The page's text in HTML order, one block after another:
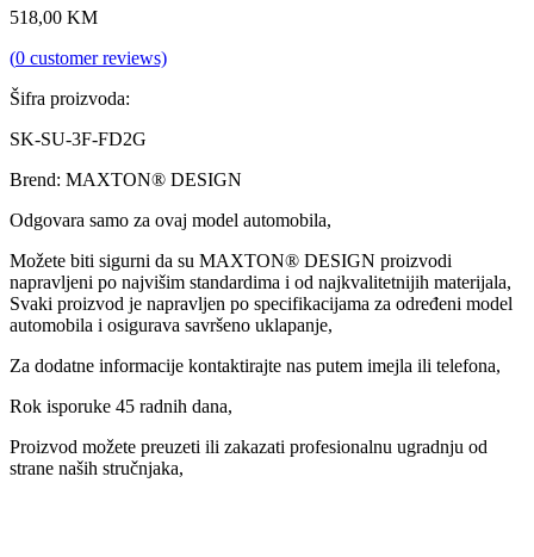
518,00 KM
(0 customer reviews)
Šifra proizvoda:
SK-SU-3F-FD2G
Brend: MAXTON® DESIGN
Odgovara samo za ovaj model automobila,
Možete biti sigurni da su MAXTON® DESIGN proizvodi
napravljeni po najvišim standardima i od najkvalitetnijih materijala,
Svaki proizvod je napravljen po specifikacijama za određeni model
automobila i osigurava savršeno uklapanje,
Za dodatne informacije kontaktirajte nas putem imejla ili telefona,
Rok isporuke 45 radnih dana,
Proizvod možete preuzeti ili zakazati profesionalnu ugradnju od
strane naših stručnjaka,